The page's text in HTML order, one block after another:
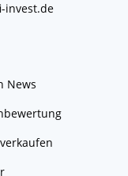
invest.de
News